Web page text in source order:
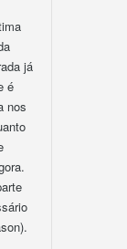
já
é
nos